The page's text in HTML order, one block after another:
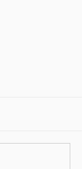
優惠】